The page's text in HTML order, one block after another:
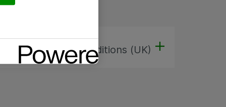
- Terms and Conditions (UK)